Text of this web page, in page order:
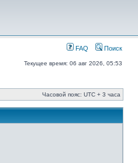
FAQ Поиск
Текущее время: 06 авг 2026, 05:53
Часовой пояс: UTC + 3 часа